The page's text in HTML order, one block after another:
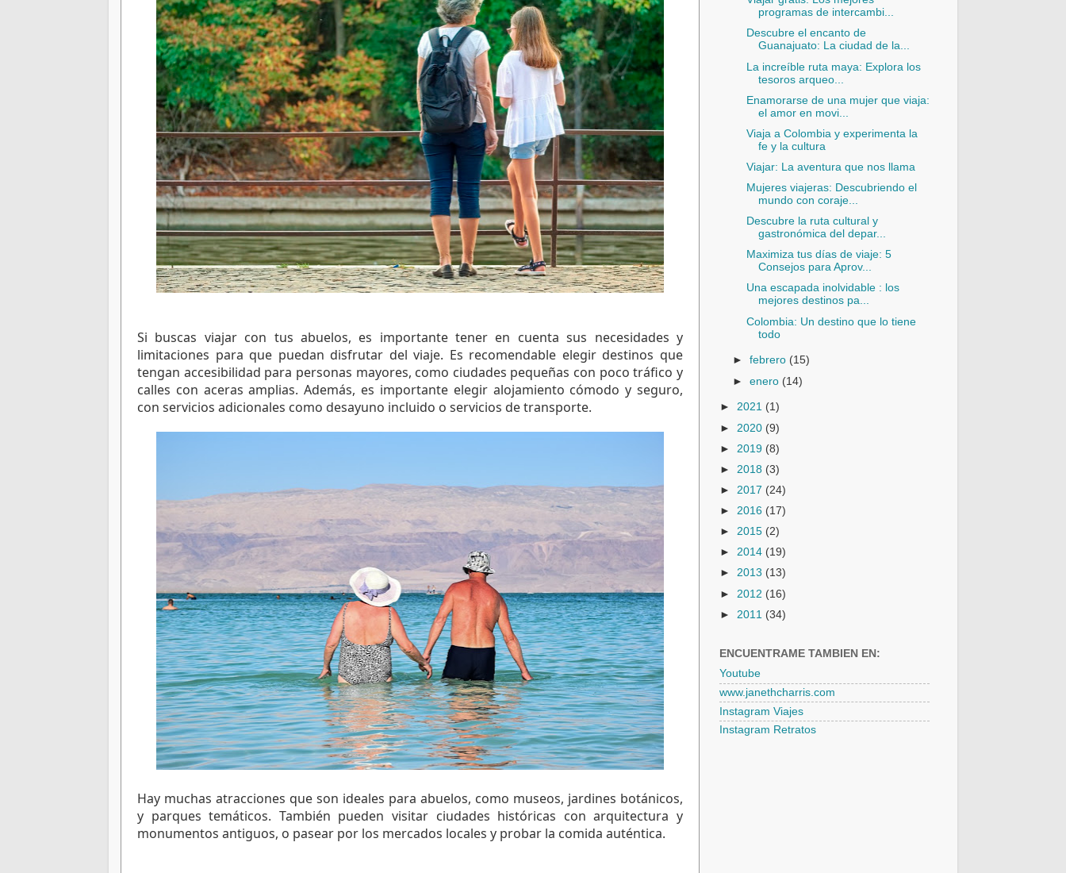
Si buscas viajar con tus abuelos, es importante tener en cuenta sus necesidades y
limitaciones para que puedan disfrutar del viaje. Es recomendable elegir destinos que
tengan accesibilidad para personas mayores, como ciudades pequeñas con poco tráfico y
calles con aceras amplias. Además, es importante elegir alojamiento cómodo y seguro,
con servicios adicionales como desayuno incluido o servicios de transporte.
Hay muchas atracciones que son ideales para abuelos, como museos, jardines botánicos,
y parques temáticos. También pueden visitar ciudades históricas con arquitectura y
monumentos antiguos, o pasear por los mercados locales y probar la comida auténtica.
programas de intercambi...
Descubre el encanto de
Guanajuato: La ciudad de la...
La increíble ruta maya: Explora los
tesoros arqueo...
Enamorarse de una mujer que viaja:
el amor en movi...
Viaja a Colombia y experimenta la
fe y la cultura
Viajar: La aventura que nos llama
Mujeres viajeras: Descubriendo el
mundo con coraje...
Descubre la ruta cultural y
gastronómica del depar...
Maximiza tus días de viaje: 5
Consejos para Aprov...
Una escapada inolvidable : los
mejores destinos pa...
Colombia: Un destino que lo tiene
todo
►febrero (15)
►enero (14)
► 2021 (1)
► 2020 (9)
► 2019 (8)
► 2018 (3)
► 2017 (24)
► 2016 (17)
► 2015 (2)
► 2014 (19)
► 2013 (13)
► 2012 (16)
► 2011 (34)
ENCUENTRAME TAMBIEN EN:
Youtube
www.janethcharris.com
Instagram Viajes
Instagram Retratos